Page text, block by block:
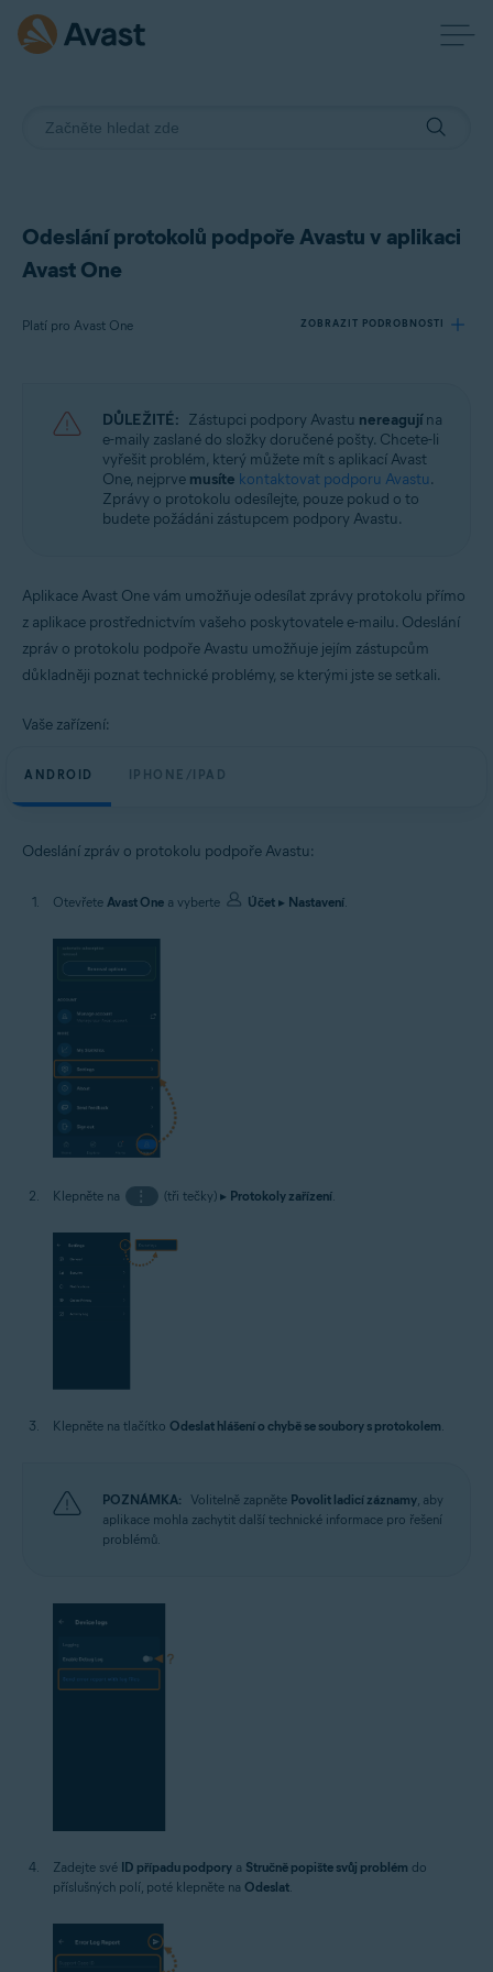
Odeslání protokolů podpoře Avastu v aplikaci
Avast One
Platí pro Avast One ZOBRAZIT PODROBNOSTI
Avast One
Operační systémy:
Android a iOS
DŮLEŽITÉ: Zástupci podpory Avastu nereagujína
e-maily zaslané do složky doručené pošty. Chcete-li
vyřešit problém, který můžete mít s aplikací Avast
One, nejprve musíte kontaktovat podporu Avastu.
Zprávy o protokolu odesílejte, pouze pokud o to
budete požádáni zástupcem podpory Avastu.
Aplikace Avast One vám umožňuje odesílat zprávy protokolu přímo
z aplikace prostřednictvím vašeho poskytovatele e-mailu. Odeslání
zpráv o protokolu podpoře Avastu umožňuje jejím zástupcům
důkladněji poznat technické problémy, se kterými jste se setkali.
Vaše zařízení:
ANDROID IPHONE/IPAD
Odeslání zpráv o protokolu podpoře Avastu:
Otevřete Avast One a vyberte Účet ▸ Nastavení.
Klepněte na ⋮ (tři tečky) ▸ Protokoly zařízení.
Klepněte na tlačítko Odeslat hlášení o chybě se soubory s protokolem
POZNÁMKA: Volitelně zapněte Povolit ladicí záznamy , aby
aplikace mohla zachytit další technické informace pro řešení
problémů.
Zadejte své ID případu podpory a Stručně popište svůj problém do
příslušných polí, poté klepněte na Odeslat.